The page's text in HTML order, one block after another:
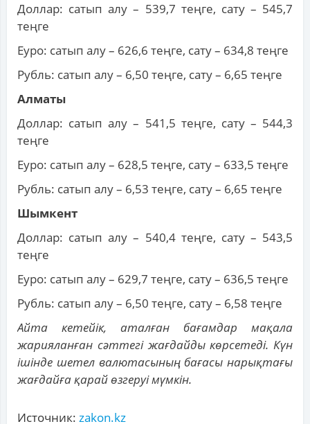
Доллар: сатып алу – 539,7 теңге, сату – 545,7
теңге
Еуро: сатып алу – 626,6 теңге, сату – 634,8 теңге
Рубль: сатып алу – 6,50 теңге, сату – 6,65 теңге
Алматы
Доллар: сатып алу – 541,5 теңге, сату – 544,3
теңге
Еуро: сатып алу – 628,5 теңге, сату – 633,5 теңге
Рубль: сатып алу – 6,53 теңге, сату – 6,65 теңге
Шымкент
Доллар: сатып алу – 540,4 теңге, сату – 543,5
теңге
Еуро: сатып алу – 629,7 теңге, сату – 636,5 теңге
Рубль: сатып алу – 6,50 теңге, сату – 6,58 теңге
Айта кетейік, аталған бағамдар мақала
жарияланған сәттегі жағдайды көрсетеді. Күн
ішінде шетел валютасының бағасы нарықтағы
жағдайға қарай өзгеруі мүмкін.
Источник: zakon.kz